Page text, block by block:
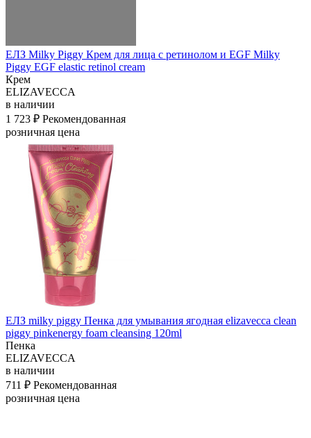
ЕЛЗ Milky Piggy Крем для лица с ретинолом и EGF Milky
Piggy EGF elastic retinol cream
Крем
ELIZAVECCA
в наличии
1 723 ₽ Рекомендованная
розничная цена
ЕЛЗ milky piggy Пенка для умывания ягодная elizavecca clean
piggy pinkenergy foam cleansing 120ml
Пенка
ELIZAVECCA
в наличии
711 ₽ Рекомендованная
розничная цена